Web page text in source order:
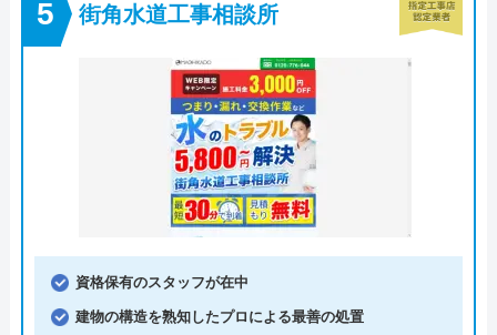
街角水道工事相談所
資格保有のスタッフが在中
建物の構造を熟知したプロによる最善の処置